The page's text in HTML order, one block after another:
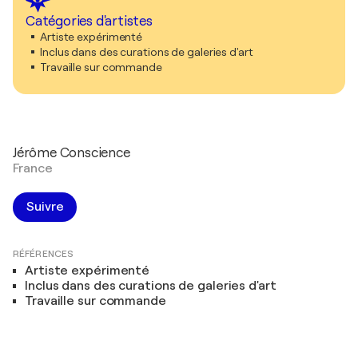
Catégories d'artistes
Artiste expérimenté
Inclus dans des curations de galeries d'art
Travaille sur commande
Jérôme Conscience
France
Suivre
RÉFÉRENCES
Artiste expérimenté
Inclus dans des curations de galeries d'art
Travaille sur commande